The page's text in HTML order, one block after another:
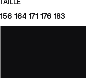
TAILLE
156 164 171 176 183